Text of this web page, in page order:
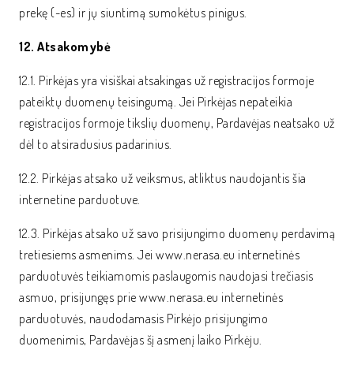
prekę (-es) ir jų siuntimą sumokėtus pinigus.
12. Atsakomybė
12.1. Pirkėjas yra visiškai atsakingas už registracijos formoje
pateiktų duomenų teisingumą. Jei Pirkėjas nepateikia
registracijos formoje tikslių duomenų, Pardavėjas neatsako už
dėl to atsiradusius padarinius.
12.2. Pirkėjas atsako už veiksmus, atliktus naudojantis šia
internetine parduotuve.
12.3. Pirkėjas atsako už savo prisijungimo duomenų perdavimą
tretiesiems asmenims. Jei www.nerasa.eu internetinės
parduotuvės teikiamomis paslaugomis naudojasi trečiasis
asmuo, prisijungęs prie www.nerasa.eu internetinės
parduotuvės, naudodamasis Pirkėjo prisijungimo
duomenimis, Pardavėjas šį asmenį laiko Pirkėju.